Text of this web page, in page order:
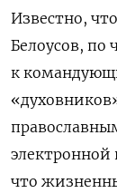
Известно,
Белоусов, по
к
электронной
что